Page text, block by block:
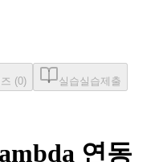
(0) 실습실습제출
연동